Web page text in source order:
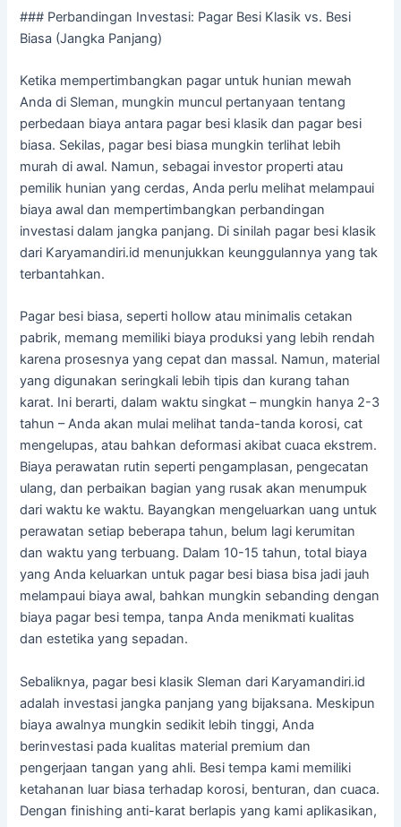
### Perbandingan Investasi: Pagar Besi Klasik vs. Besi
Biasa (Jangka Panjang)
Ketika mempertimbangkan pagar untuk hunian mewah
Anda di Sleman, mungkin muncul pertanyaan tentang
perbedaan biaya antara pagar besi klasik dan pagar besi
biasa. Sekilas, pagar besi biasa mungkin terlihat lebih
murah di awal. Namun, sebagai investor properti atau
pemilik hunian yang cerdas, Anda perlu melihat melampaui
biaya awal dan mempertimbangkan perbandingan
investasi dalam jangka panjang. Di sinilah pagar besi klasik
dari Karyamandiri.id menunjukkan keunggulannya yang tak
terbantahkan.
Pagar besi biasa, seperti hollow atau minimalis cetakan
pabrik, memang memiliki biaya produksi yang lebih rendah
karena prosesnya yang cepat dan massal. Namun, material
yang digunakan seringkali lebih tipis dan kurang tahan
karat. Ini berarti, dalam waktu singkat – mungkin hanya 2-3
tahun – Anda akan mulai melihat tanda-tanda korosi, cat
mengelupas, atau bahkan deformasi akibat cuaca ekstrem.
Biaya perawatan rutin seperti pengamplasan, pengecatan
ulang, dan perbaikan bagian yang rusak akan menumpuk
dari waktu ke waktu. Bayangkan mengeluarkan uang untuk
perawatan setiap beberapa tahun, belum lagi kerumitan
dan waktu yang terbuang. Dalam 10-15 tahun, total biaya
yang Anda keluarkan untuk pagar besi biasa bisa jadi jauh
melampaui biaya awal, bahkan mungkin sebanding dengan
biaya pagar besi tempa, tanpa Anda menikmati kualitas
dan estetika yang sepadan.
Sebaliknya, pagar besi klasik Sleman dari Karyamandiri.id
adalah investasi jangka panjang yang bijaksana. Meskipun
biaya awalnya mungkin sedikit lebih tinggi, Anda
berinvestasi pada kualitas material premium dan
pengerjaan tangan yang ahli. Besi tempa kami memiliki
ketahanan luar biasa terhadap korosi, benturan, dan cuaca.
Dengan finishing anti-karat berlapis yang kami aplikasikan,